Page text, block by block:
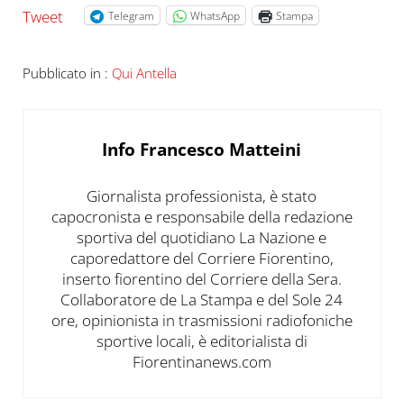
Tweet Telegram WhatsApp Stampa
Pubblicato in : Qui Antella
Info Francesco Matteini
Giornalista professionista, è stato
capocronista e responsabile della redazione
sportiva del quotidiano La Nazione e
caporedattore del Corriere Fiorentino,
inserto fiorentino del Corriere della Sera.
Collaboratore de La Stampa e del Sole 24
ore, opinionista in trasmissioni radiofoniche
sportive locali, è editorialista di
Fiorentinanews.com